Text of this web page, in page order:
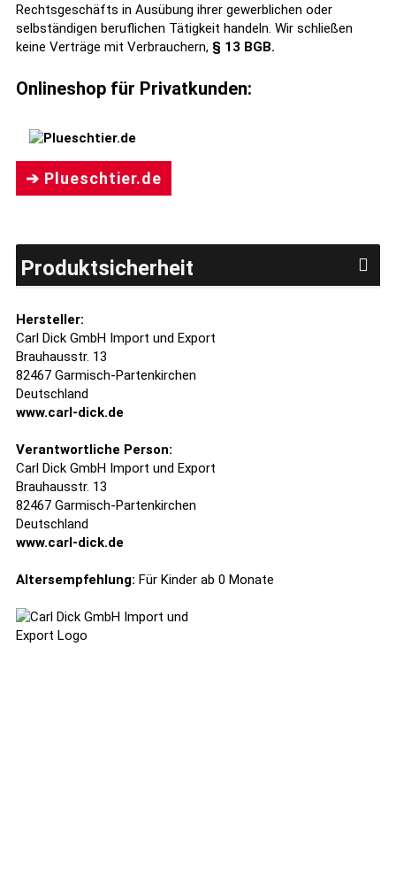
Rechtsgeschäfts in Ausübung ihrer gewerblichen oder
selbständigen beruflichen Tätigkeit handeln. Wir schließen
keine Verträge mit Verbrauchern, § 13 BGB.
Onlineshop für Privatkunden:
➔ Plueschtier.de
Produktsicherheit
Hersteller:
Carl Dick GmbH Import und Export
Brauhausstr. 13
82467 Garmisch-Partenkirchen
Deutschland
www.carl-dick.de
Verantwortliche Person:
Carl Dick GmbH Import und Export
Brauhausstr. 13
82467 Garmisch-Partenkirchen
Deutschland
www.carl-dick.de
Altersempfehlung: Für Kinder ab 0 Monate